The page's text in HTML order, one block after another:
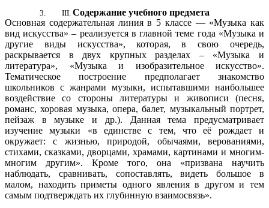
Содержание учебного предмета
Основная содержательная линия в 5 классе — «Музыка как
вид искусства» – реализуется в главной теме года «Музыка и
другие виды искусства», которая, в свою очередь,
раскрывается в двух крупных разделах – «Музыка и
литература», «Музыка и изобразительное искусство».
Тематическое построение предполагает знакомство
школьников с жанрами музыки, испытавшими наибольшее
воздействие со стороны литературы и живописи (песня,
романс, хоровая музыка, опера, балет, музыкальный портрет,
пейзаж в музыке и др.). Данная тема предусматривает
изучение музыки «в единстве с тем, что её рождает и
окружает: с жизнью, природой, обычаями, верованиями,
стихами, сказками, дворцами, храмами, картинами и многим-
многим другим». Кроме того, она «призвана научить
наблюдать, сравнивать, сопоставлять, видеть большое в
малом, находить приметы одного явления в другом и тем
самым подтверждать их глубинную взаимосвязь».